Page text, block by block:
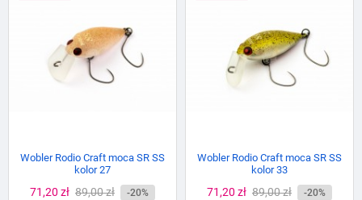
Wobler Rodio Craft moca SR SS
kolor 27
Cena
71,20 zł Cena
89,00 zł -20%
Wobler Rodio Craft moca SR SS
kolor 33
Cena
71,20 zł Cena
89,00 zł -20%